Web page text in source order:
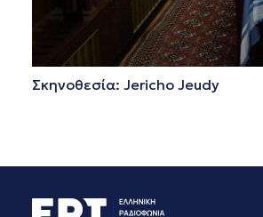
Σκηνοθεσία: Jericho Jeudy